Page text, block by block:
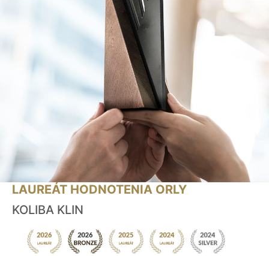
LAUREÁT HODNOTENIA ORLY
KOLIBA KLIN